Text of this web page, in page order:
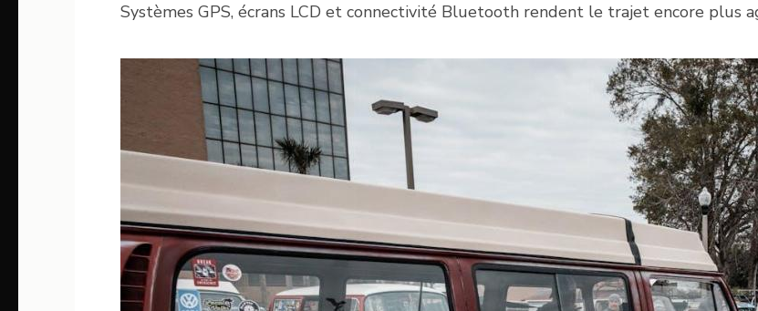
Systèmes GPS, écrans LCD et connectivité Bluetooth rendent le trajet encore plus